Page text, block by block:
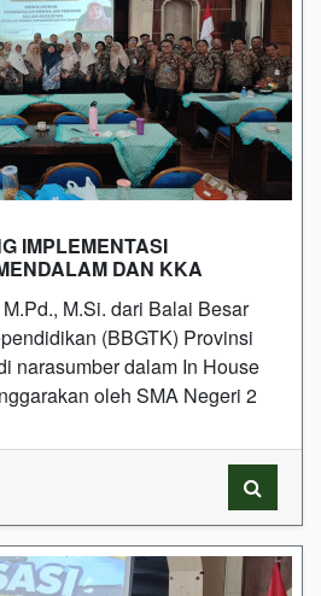
IMPLEMENTASI
DAN KKA
M.Si. dari Balai Besar
(BBGTK) Provinsi
narasumber dalam In House
oleh SMA Negeri 2